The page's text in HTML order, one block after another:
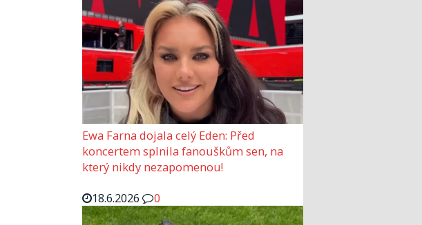
Ewa Farna dojala celý Eden: Před
koncertem splnila fanouškům sen, na
který nikdy nezapomenou!
18.6.2026
0